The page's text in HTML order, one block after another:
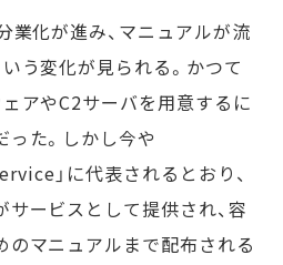
業化が進み、マニュアルが流
う変化が見られる。かつて
アやC2サーバを用意するに
た。しかし今や
」に代表されるとおり、
ービスとして提供され、容
のマニュアルまで配布される